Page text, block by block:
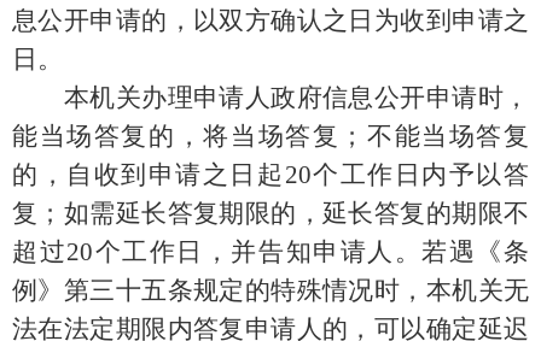
息公开申请的，以双方确认之日为收到申请之
日。
本机关办理申请人政府信息公开申请时，
能当场答复的，将当场答复；不能当场答复
的，自收到申请之日起20个工作日内予以答
复；如需延长答复期限的，延长答复的期限不
超过20个工作日，并告知申请人。若遇《条
例》第三十五条规定的特殊情况时，本机关无
法在法定期限内答复申请人的，可以确定延迟